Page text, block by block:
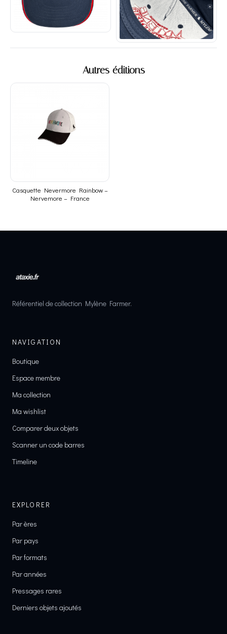
Autres éditions
Casquette Nevermore Rainbow –
Nervemore – France
Référentiel de collection Mylène Farmer.
NAVIGATION
Boutique
Espace membre
Ma collection
Ma wishlist
Comparer deux objets
Scanner un code barres
Timeline
EXPLORER
Par ères
Par pays
Par formats
Par années
Pressages rares
Derniers objets ajoutés